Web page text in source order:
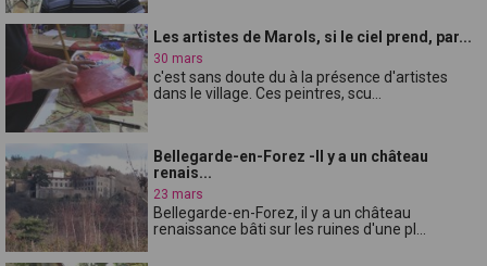
Les artistes de Marols, si le ciel prend, par...
30 mars
c'est sans doute du à la présence d'artistes
dans le village. Ces peintres, scu...
Bellegarde-en-Forez -Il y a un château
renais...
23 mars
Bellegarde-en-Forez, il y a un château
renaissance bâti sur les ruines d'une pl...